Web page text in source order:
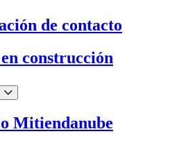
de contacto
construcción
Mitiendanube